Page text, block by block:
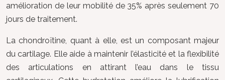
amélioration de leur mobilité de 35% après seulement 70
jours de traitement.
La chondroïtine, quant à elle, est un composant majeur
du cartilage. Elle aide à maintenir l’élasticité et la flexibilité
des articulations en attirant l’eau dans le tissu